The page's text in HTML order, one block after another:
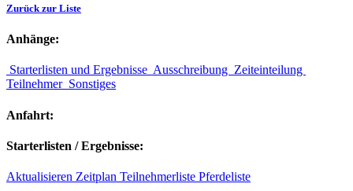
Zurück zur Liste
Anhänge:
Starterlisten und Ergebnisse Ausschreibung Zeiteinteilung
Teilnehmer Sonstiges
Anfahrt:
Starterlisten / Ergebnisse:
Aktualisieren Zeitplan Teilnehmerliste Pferdeliste